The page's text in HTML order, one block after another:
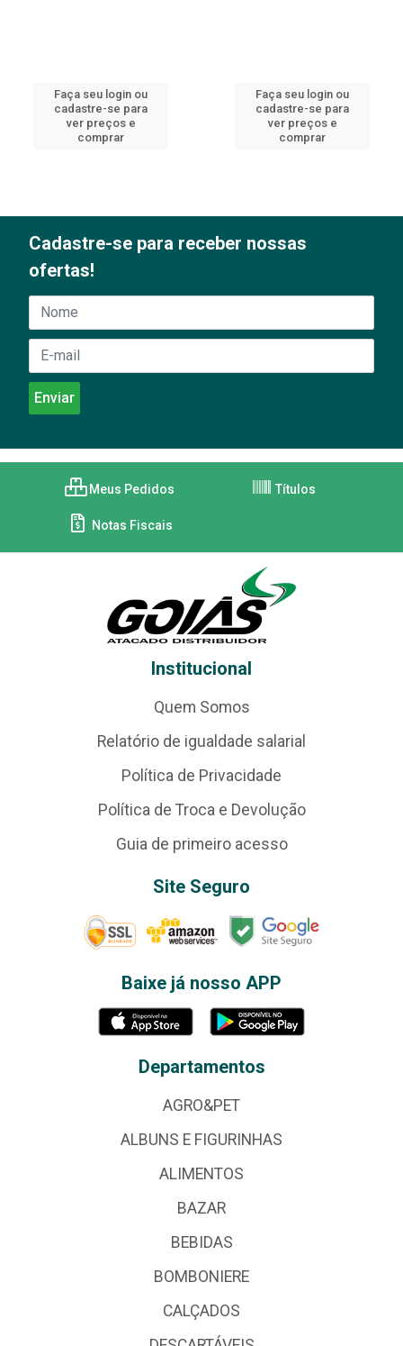
Faça seu login ou
cadastre-se para
ver preços e
comprar
Faça seu login ou
cadastre-se para
ver preços e
comprar
Cadastre-se para receber nossas
ofertas!
Meus Pedidos Títulos
Notas Fiscais
Institucional
Quem Somos
Relatório de igualdade salarial
Política de Privacidade
Política de Troca e Devolução
Guia de primeiro acesso
Site Seguro
Baixe já nosso APP
Departamentos
AGRO&PET
ALBUNS E FIGURINHAS
ALIMENTOS
BAZAR
BEBIDAS
BOMBONIERE
CALÇADOS